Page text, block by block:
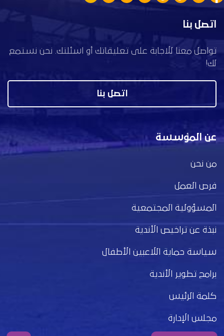
اتصل بنا
تواصل معنا للاجابة على تعليقاتك أو اسئلتك. نحن نستمع
لك!
اتصل بنا
عن المؤسسة
من نحن
فرص العمل
المسؤولية المجتمعية
نبذة عن تراخيص الأندية
سياسة حماية اللاعبين الأطفال
برامج تطوير الأندية
كلمة الرئيس
مجلس الإدارة